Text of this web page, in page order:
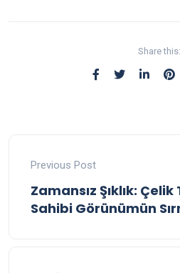
Share this:
Previous Post
Zamansız Şıklık:
Sahibi Görünümün